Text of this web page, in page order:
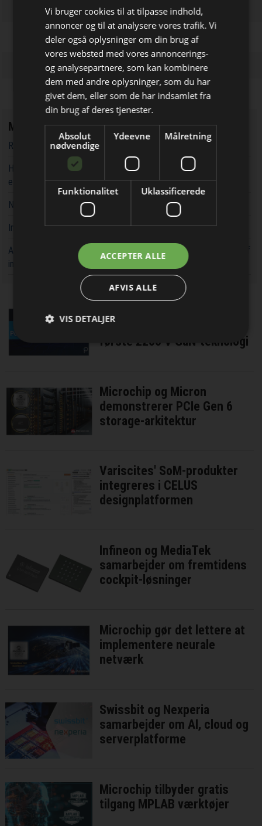
Bliv opdateret hver uge
Få de vigtigste nyheder fra
Elektronik & Data
direkte i din indbakke
Jeg modtager allerede
nyhedsbrevet
Mest læste
RF-testsystemer til kostfølsomme applikationer
Højspræcision flux gate AC/DC strømtransducere 'knuser' Hall-
effekt løsninger
Nyt Click-board understøtter 4G LTE Cat 1 bis
International hæderspris til dansk robotvirksomhed
Arrow lancerer 'resource-hub' for udvikling af næste generation af
industrielle systemer
demonstrerer verdens
første 2200 V GaN-teknologi
Microchip og Micron
demonstrerer PCIe Gen 6
storage-arkitektur
Variscites' SoM-produkter
integreres i CELUS
designplatformen
Infineon og MediaTek
samarbejder om fremtidens
cockpit-løsninger
Microchip gør det lettere at
implementere neurale
netværk
Swissbit og Nexperia
samarbejder om AI, cloud og
serverplatforme
Microchip tilbyder gratis
tilgang MPLAB værktøjer
Vi bruger cookies til at tilpasse indhold,
annoncer og til at analysere vores trafik. Vi
deler også oplysninger om din brug af
vores websted med vores annoncerings-
og analysepartnere, som kan kombinere
dem med andre oplysninger, som du har
givet dem, eller som de har indsamlet fra
din brug af deres tjenester.
Absolut
nødvendige
Ydeevne Målretning
Funktionalitet Uklassificerede
ACCEPTER ALLE
AFVIS ALLE
VIS DETALJER